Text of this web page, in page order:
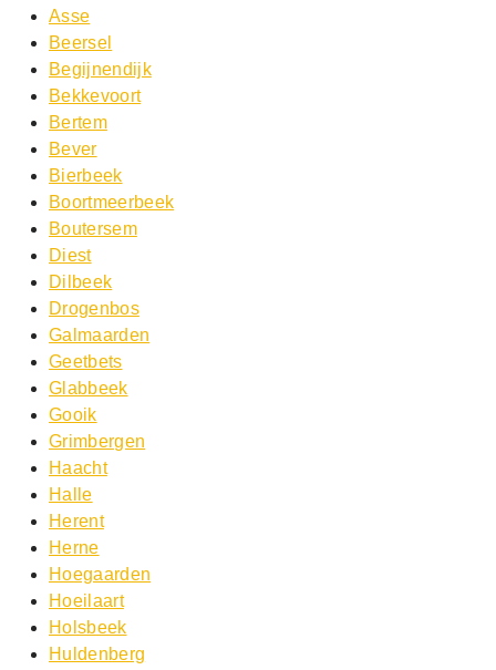
Asse
Beersel
Begijnendijk
Bekkevoort
Bertem
Bever
Bierbeek
Boortmeerbeek
Boutersem
Diest
Dilbeek
Drogenbos
Galmaarden
Geetbets
Glabbeek
Gooik
Grimbergen
Haacht
Halle
Herent
Herne
Hoegaarden
Hoeilaart
Holsbeek
Huldenberg